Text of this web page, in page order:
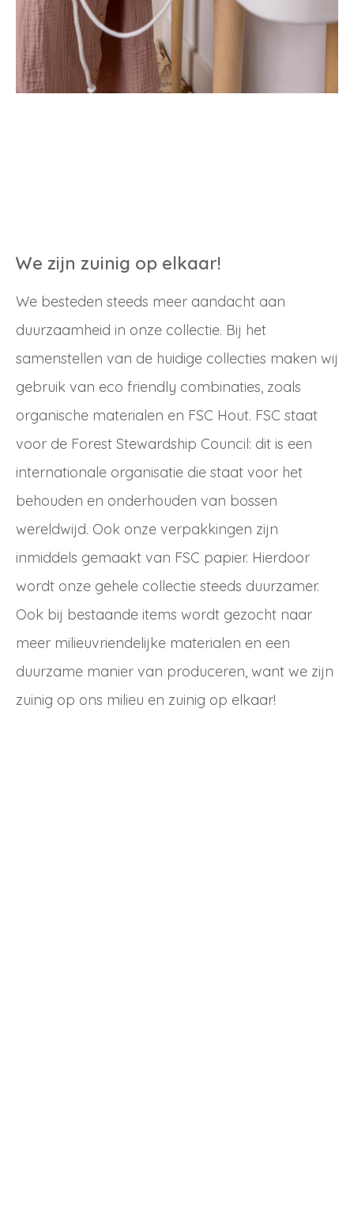
Bewaar gegevens
Inloggen
Login
Nieuw wachtwoord versturen
We zijn zuinig op elkaar!
We besteden steeds meer aandacht aan
duurzaamheid in onze collectie. Bij het
samenstellen van de huidige collecties maken wij
gebruik van eco friendly combinaties, zoals
organische materialen en FSC Hout. FSC staat
voor de Forest Stewardship Council: dit is een
internationale organisatie die staat voor het
behouden en onderhouden van bossen
wereldwijd. Ook onze verpakkingen zijn
inmiddels gemaakt van FSC papier. Hierdoor
wordt onze gehele collectie steeds duurzamer.
Ook bij bestaande items wordt gezocht naar
meer milieuvriendelijke materialen en een
duurzame manier van produceren, want we zijn
zuinig op ons milieu en zuinig op elkaar!